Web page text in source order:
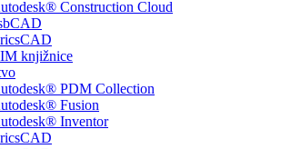
Construction Cloud
knjižnice
PDM Collection
Fusion
Inventor